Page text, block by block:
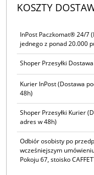
KOSZTY
CENA NIE ZAWIERA
InPost Paczkomat® 24/7
jednego z ponad 20.000
Shoper Przesyłki
Kurier InPost(Dostawa
48h)
Shoper Przesyłki Kurier
adres w 48h)
Odbiór osobisty po
wcześniejszym
Pokoju 67, stoisko